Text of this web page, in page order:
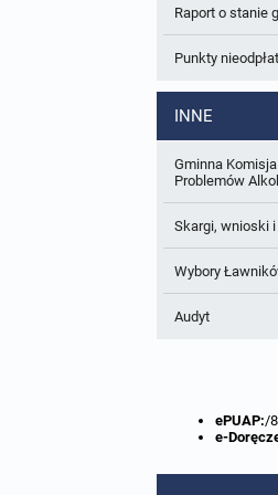
W trakcie
Zbiory danych
Analizy zmian
Raport o stanie
Punkty
INNE
Gminna
Problemów
Skargi, wnioski
Wybory
Audyt
ePUAP:/
e-